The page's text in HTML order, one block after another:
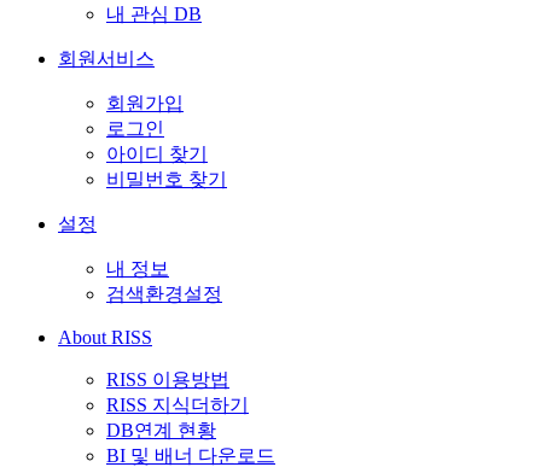
내 관심 DB
회원서비스
회원가입
로그인
아이디 찾기
비밀번호 찾기
설정
내 정보
검색환경설정
About RISS
RISS 이용방법
RISS 지식더하기
DB연계 현황
BI 및 배너 다운로드